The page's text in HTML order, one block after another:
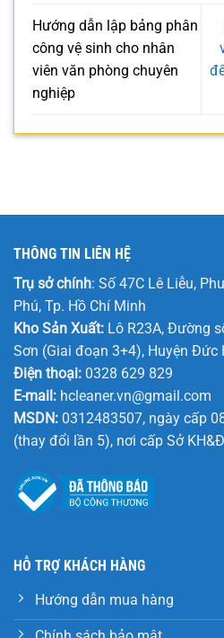
Hướng dẫn lập bảng phân
công vệ sinh cho nhân
viên văn phòng chuyên
nghiệp
THÔNG TIN LIÊN HỆ
Trụ sở chính: Số 47C Lê Liễu,
Phú, Tp. Hồ Chí Minh
Kho Sản Xuất: Lô R23A, Đường
Sơn (Giai đoạn 3+4), Huyện Đức
Điện thoại: 0328 629 829
E-mail: hcleaner.vn@gmail.com
MSDN: 0312483507, ngày cấp
(thay đổi lần 5), nơi cấp Sở
HỖ TRỢ KHÁCH HÀNG
Hướng dẫn mua hàng